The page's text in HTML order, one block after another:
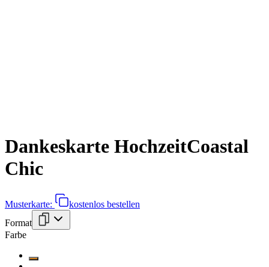
Dankeskarte HochzeitCoastal
Chic
Musterkarte:
kostenlos bestellen
Format
Farbe